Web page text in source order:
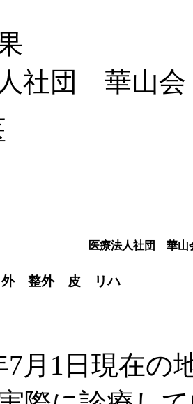
社団 華山
医療法人社団 華
整外 皮 リハ
月1日現在の